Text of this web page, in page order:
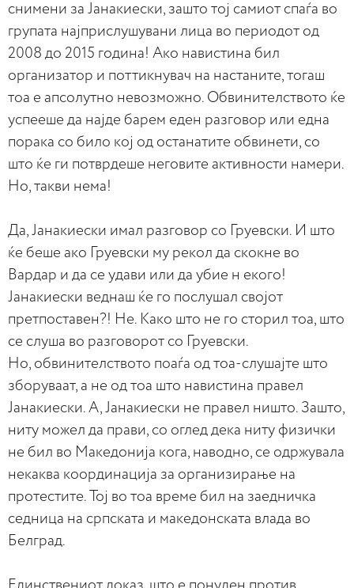
снимени за Јанакиески, зашто тој самиот спаѓа во
групата најприслушувани лица во периодот од
2008 до 2015 година! Ако навистина бил
организатор и поттикнувач на настаните, тогаш
тоа е апсолутно невозможно. Обвинителството ќе
успееше да најде барем еден разговор или една
порака со било кој од останатите обвинети, со
што ќе ги потврдеше неговите активности намери.
Но, такви нема!
Да, Јанакиески имал разговор со Груевски. И што
ќе беше ако Груевски му рекол да скокне во
Вардар и да се удави или да убие н екого!
Јанакиески веднаш ќе го послушал својот
претпоставен?! Не. Како што не го сторил тоа, што
се слуша во разговорот со Груевски.
Но, обвинителството поаѓа од тоа-слушајте што
зборуваат, а не од тоа што навистина правел
Јанакиески. А, Јанакиески не правел ништо. Зашто,
ниту можел да прави, со оглед дека ниту физички
не бил во Македонија кога, наводно, се одржувала
некаква координација за организирање на
протестите. Тој во тоа време бил на заедничка
седница на српската и македонската влада во
Белград.